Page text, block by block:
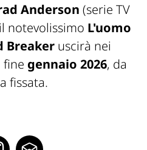
Anderson (serie TV
notevolissimo L'uomo
Breaker uscirà nei
fine gennaio 2026, da
fissata.